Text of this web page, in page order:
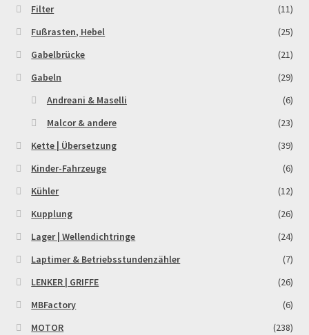
Filter
(11)
Fußrasten, Hebel
(25)
Gabelbrücke
(21)
Gabeln
(29)
Andreani & Maselli
(6)
Malcor & andere
(23)
Kette | Übersetzung
(39)
Kinder-Fahrzeuge
(6)
Kühler
(12)
Kupplung
(26)
Lager | Wellendichtringe
(24)
Laptimer & Betriebsstundenzähler
(7)
LENKER | GRIFFE
(26)
MBFactory
(6)
MOTOR
(238)